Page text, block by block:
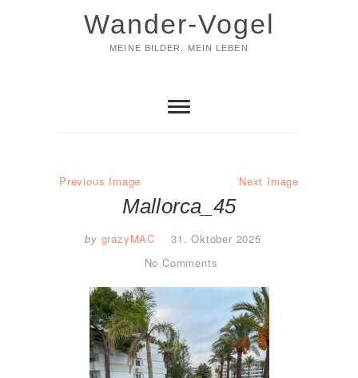
Wander-Vogel
MEINE BILDER. MEIN LEBEN
Previous Image Next Image
Mallorca_45
by grazyMAC
31. Oktober 2025
No Comments